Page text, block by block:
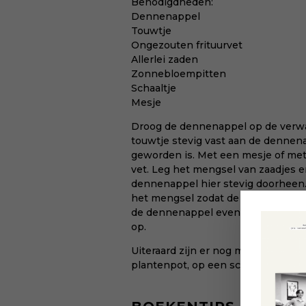
Dennenappel
Touwtje
Ongezouten frituurvet
Allerlei zaden
Zonnebloempitten
Schaaltje
Mesje
Droog de dennenappel op de
touwtje stevig vast aan de
geworden is. Met een mesje of
vet. Leg het mengsel van zaadjes
dennenappel hier stevig
het mengsel zodat de zaadjes in
de dennenappel even afkoelen in
op.
Uiteraard zijn er nog meer
plantenpot, op een schaaltje